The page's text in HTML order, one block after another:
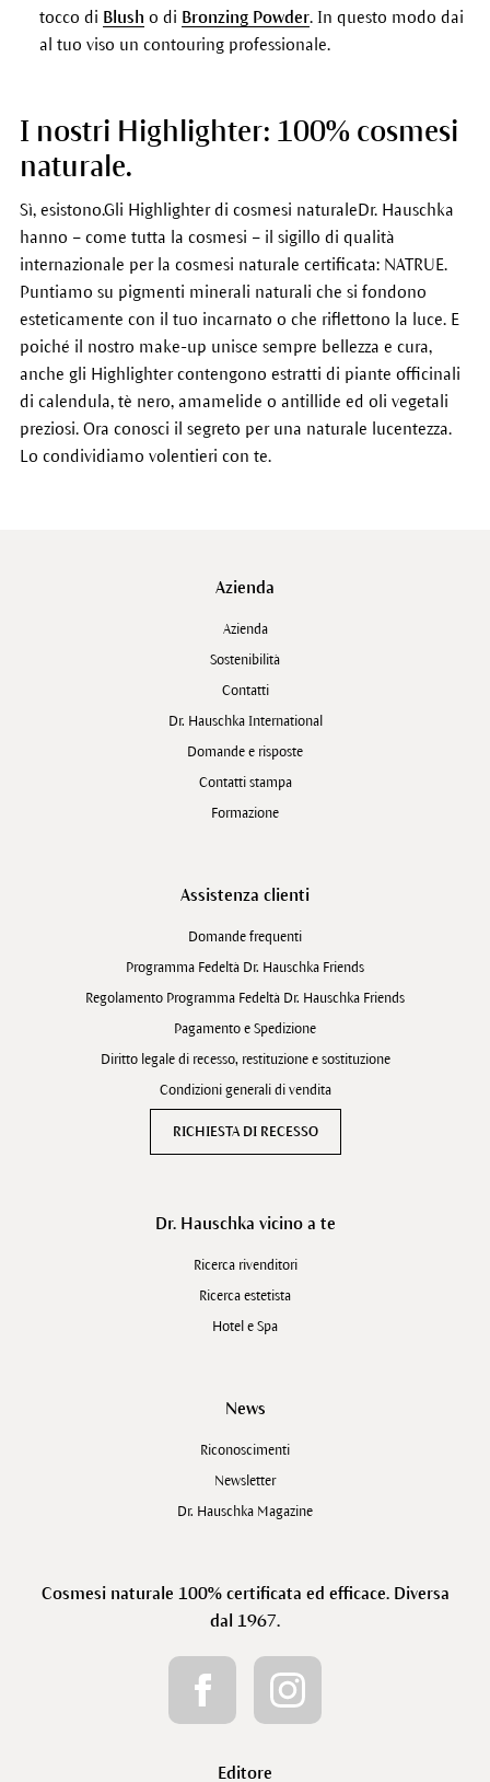
tocco di Blush o di Bronzing Powder. In questo modo dai
al tuo viso un contouring professionale.
I nostri Highlighter: 100% cosmesi
naturale.
Sì, esistono.Gli Highlighter di cosmesi naturaleDr. Hauschka
hanno – come tutta la cosmesi – il sigillo di qualità
internazionale per la cosmesi naturale certificata: NATRUE.
Puntiamo su pigmenti minerali naturali che si fondono
esteticamente con il tuo incarnato o che riflettono la luce. E
poiché il nostro make-up unisce sempre bellezza e cura,
anche gli Highlighter contengono estratti di piante officinali
di calendula, tè nero, amamelide o antillide ed oli vegetali
preziosi. Ora conosci il segreto per una naturale lucentezza.
Lo condividiamo volentieri con te.
Azienda
Azienda
Sostenibilità
Contatti
Dr. Hauschka International
Domande e risposte
Contatti stampa
Formazione
Assistenza clienti
Domande frequenti
Programma Fedeltà Dr. Hauschka Friends
Regolamento Programma Fedeltà Dr. Hauschka Friends
Pagamento e Spedizione
Diritto legale di recesso, restituzione e sostituzione
Condizioni generali di vendita
RICHIESTA DI RECESSO
Dr. Hauschka vicino a te
Ricerca rivenditori
Ricerca estetista
Hotel e Spa
News
Riconoscimenti
Newsletter
Dr. Hauschka Magazine
Cosmesi naturale 100% certificata ed efficace. Diversa
dal 1967.
Editore